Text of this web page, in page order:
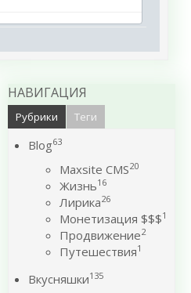
НАВИГАЦИЯ
Рубрики Теги
Blog63
Maxsite CMS20
Жизнь16
Лирика26
Монетизация $$$1
Продвижение2
Путешествия1
Вкусняшки135